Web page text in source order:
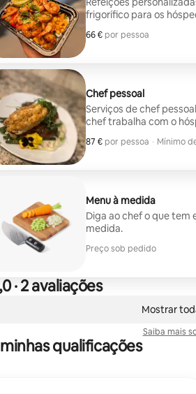
frigorífico para os
preparará refeições
66 € por pessoa
66 € por pessoa
Chef pessoal
Serviços de chef
chef trabalha com o
seu pedido.
87 € por pessoa
87 € por pessoa · Mínimo
Menu à medida
Diga ao chef o que tem
medida.
Preço sob pedido
com 5,0 de 5 estrelas, com base em
·2 avaliações
Mostrar
Saiba mais
qualificações